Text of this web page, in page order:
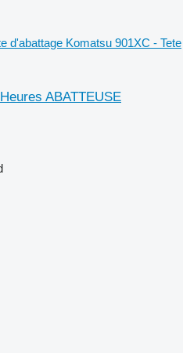
d'abattage Komatsu 901XC - Tete
ABATTEUSE